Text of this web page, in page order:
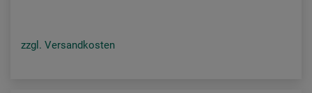
zzgl. Versandkosten